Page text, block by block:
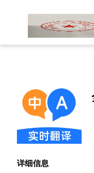
详细信息